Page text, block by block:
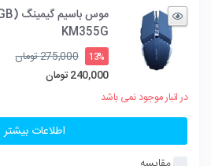
KM355G
13%
275,000تومانقیمت
240,000 تومان
قیمت
240,000 تومان
است.
در انبار موجود نمی باشد
اطلاعات بیشتر